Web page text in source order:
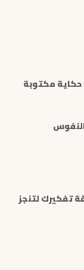
حكاية مكتوبة
تفكيرك لتنجز